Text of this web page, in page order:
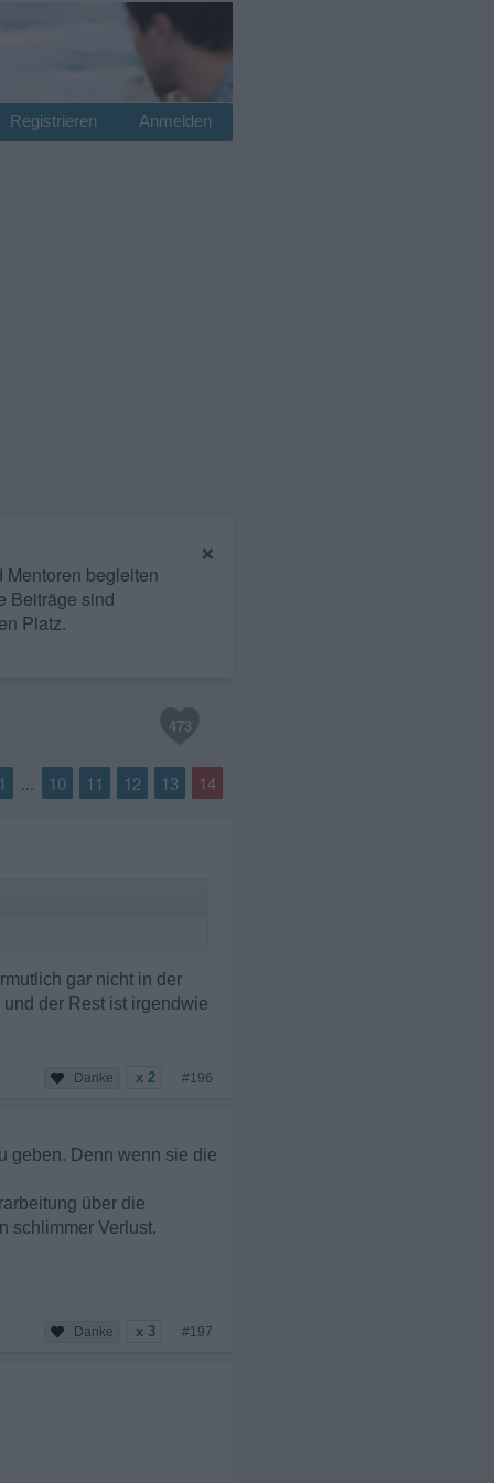
Anmelden
Registrieren
×
begleiten
Beiträge sind
Platz.
473
... 10 11 12 13 14
gar nicht in der
der Rest ist irgendwie
x 2 #196
geben. Denn wenn sie die
über die
schlimmer Verlust.
x 3 #197